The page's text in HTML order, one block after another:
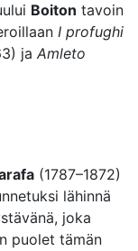
Boiton tavoin
I profughi
ja Amleto
(1787–1872)
lähinnä
joka
puolet tämän